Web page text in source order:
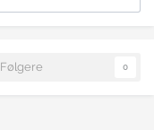
Følgere 0